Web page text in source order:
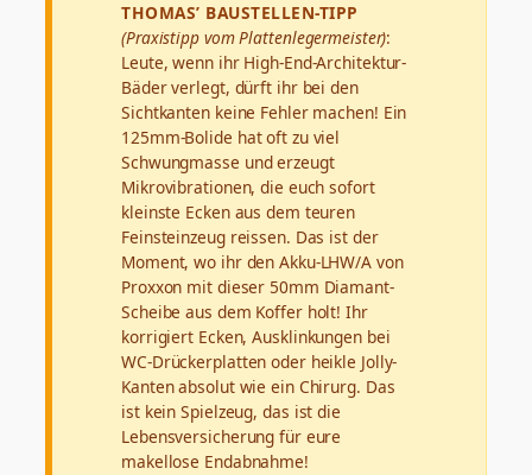
THOMAS’ BAUSTELLEN-TIPP
(Praxistipp vom Plattenlegermeister):
Leute, wenn ihr High-End-Architektur-
Bäder verlegt, dürft ihr bei den
Sichtkanten keine Fehler machen! Ein
125mm-Bolide hat oft zu viel
Schwungmasse und erzeugt
Mikrovibrationen, die euch sofort
kleinste Ecken aus dem teuren
Feinsteinzeug reissen. Das ist der
Moment, wo ihr den Akku-LHW/A von
Proxxon mit dieser 50mm Diamant-
Scheibe aus dem Koffer holt! Ihr
korrigiert Ecken, Ausklinkungen bei
WC-Drückerplatten oder heikle Jolly-
Kanten absolut wie ein Chirurg. Das
ist kein Spielzeug, das ist die
Lebensversicherung für eure
makellose Endabnahme!